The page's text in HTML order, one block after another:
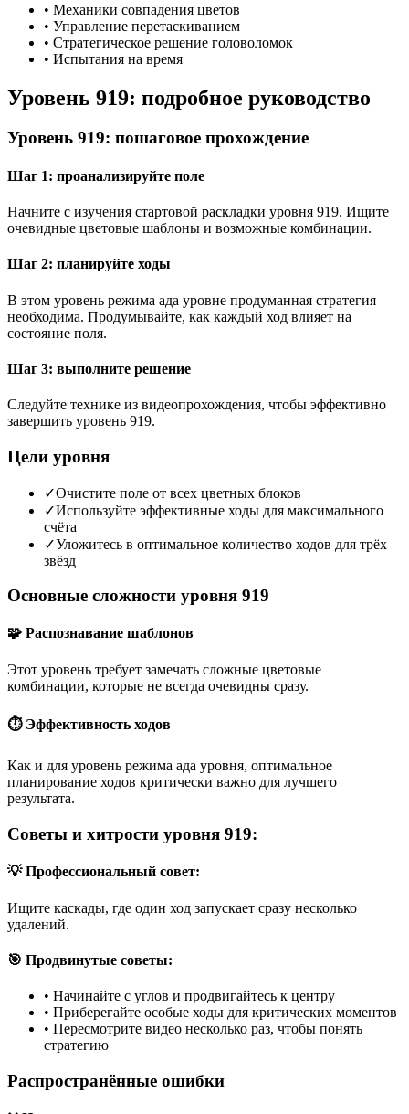
• Механики совпадения цветов
• Управление перетаскиванием
• Стратегическое решение головоломок
• Испытания на время
Уровень 919: подробное руководство
Уровень 919: пошаговое прохождение
Шаг 1: проанализируйте поле
Начните с изучения стартовой раскладки уровня 919. Ищите
очевидные цветовые шаблоны и возможные комбинации.
Шаг 2: планируйте ходы
В этом уровень режима ада уровне продуманная стратегия
необходима. Продумывайте, как каждый ход влияет на
состояние поля.
Шаг 3: выполните решение
Следуйте технике из видеопрохождения, чтобы эффективно
завершить уровень 919.
Цели уровня
✓Очистите поле от всех цветных блоков
✓Используйте эффективные ходы для максимального
счёта
✓Уложитесь в оптимальное количество ходов для трёх
звёзд
Основные сложности уровня 919
🧩 Распознавание шаблонов
Этот уровень требует замечать сложные цветовые
комбинации, которые не всегда очевидны сразу.
⏱️ Эффективность ходов
Как и для уровень режима ада уровня, оптимальное
планирование ходов критически важно для лучшего
результата.
Советы и хитрости уровня 919:
💡 Профессиональный совет:
Ищите каскады, где один ход запускает сразу несколько
удалений.
🎯 Продвинутые советы:
• Начинайте с углов и продвигайтесь к центру
• Приберегайте особые ходы для критических моментов
• Пересмотрите видео несколько раз, чтобы понять
стратегию
Распространённые ошибки